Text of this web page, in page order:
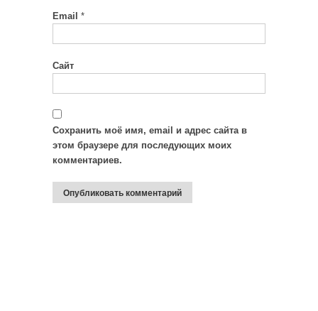
Email *
Сайт
Сохранить моё имя, email и адрес сайта в
этом браузере для последующих моих
комментариев.